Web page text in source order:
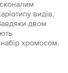
видів,
двом
хромосом.